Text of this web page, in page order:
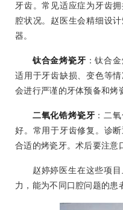
牙齿。常见适应症为牙齿
腔状况。赵医生会精细设
器。
钛合金烤瓷牙 ：钛合
适用于牙齿缺损、变色等
会进行严谨的牙体预备和烤
二氧化锆烤瓷牙 ：二
好。常用于牙齿修复。诊
合适的烤瓷牙。术后要注意
赵婷婷医生在这些项
力，能为不同口腔问题的患